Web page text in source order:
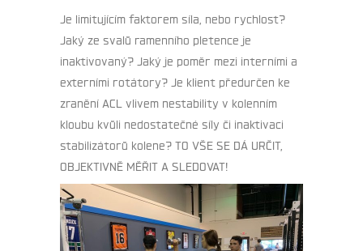
Je limitujícím faktorem síla, nebo rychlost?
Jaký ze svalů ramenního pletence je
inaktivovaný? Jaký je poměr mezi interními a
externími rotátory? Je klient předurčen ke
zranění ACL vlivem nestability v kolenním
kloubu kvůli nedostatečné síly či inaktivaci
stabilizátorů kolene? TO VŠE SE DÁ URČIT,
OBJEKTIVNĚ MĚŘIT A SLEDOVAT!